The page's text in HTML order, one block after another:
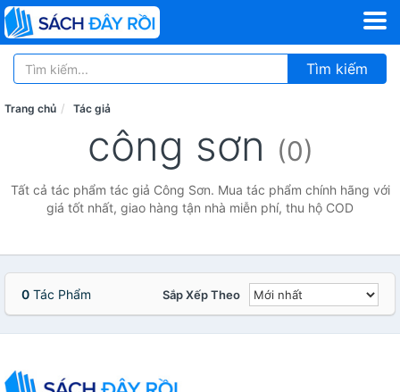
Tìm kiếm
Trang chủ Tác giả
công sơn (0)
Tất cả tác phẩm tác giả Công Sơn. Mua tác phẩm chính hãng với
giá tốt nhất, giao hàng tận nhà miễn phí, thu hộ COD
0 Tác Phẩm Sắp Xếp Theo